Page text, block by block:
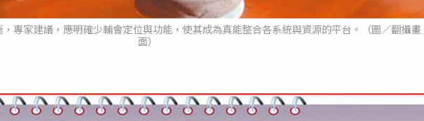
專家建議，應明確少輔會定位與功能，使其成為真能整合各系統與資源的平台。（圖／翻攝畫
面）